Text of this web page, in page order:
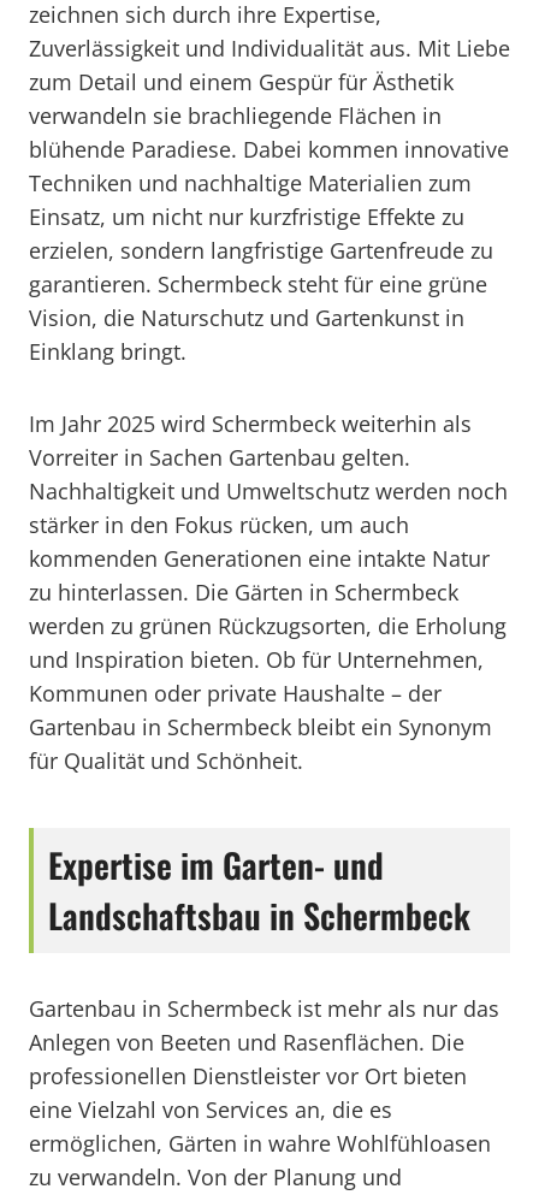
zeichnen sich durch ihre Expertise,
Zuverlässigkeit und Individualität aus. Mit Liebe
zum Detail und einem Gespür für Ästhetik
verwandeln sie brachliegende Flächen in
blühende Paradiese. Dabei kommen innovative
Techniken und nachhaltige Materialien zum
Einsatz, um nicht nur kurzfristige Effekte zu
erzielen, sondern langfristige Gartenfreude zu
garantieren. Schermbeck steht für eine grüne
Vision, die Naturschutz und Gartenkunst in
Einklang bringt.
Im Jahr 2025 wird Schermbeck weiterhin als
Vorreiter in Sachen Gartenbau gelten.
Nachhaltigkeit und Umweltschutz werden noch
stärker in den Fokus rücken, um auch
kommenden Generationen eine intakte Natur
zu hinterlassen. Die Gärten in Schermbeck
werden zu grünen Rückzugsorten, die Erholung
und Inspiration bieten. Ob für Unternehmen,
Kommunen oder private Haushalte – der
Gartenbau in Schermbeck bleibt ein Synonym
für Qualität und Schönheit.
Expertise im Garten- und
Landschaftsbau in Schermbeck
Gartenbau in Schermbeck ist mehr als nur das
Anlegen von Beeten und Rasenflächen. Die
professionellen Dienstleister vor Ort bieten
eine Vielzahl von Services an, die es
ermöglichen, Gärten in wahre Wohlfühloasen
zu verwandeln. Von der Planung und